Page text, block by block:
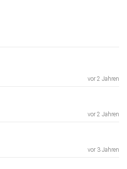
vor 2 Jahren
vor 2 Jahren
vor 3 Jahren